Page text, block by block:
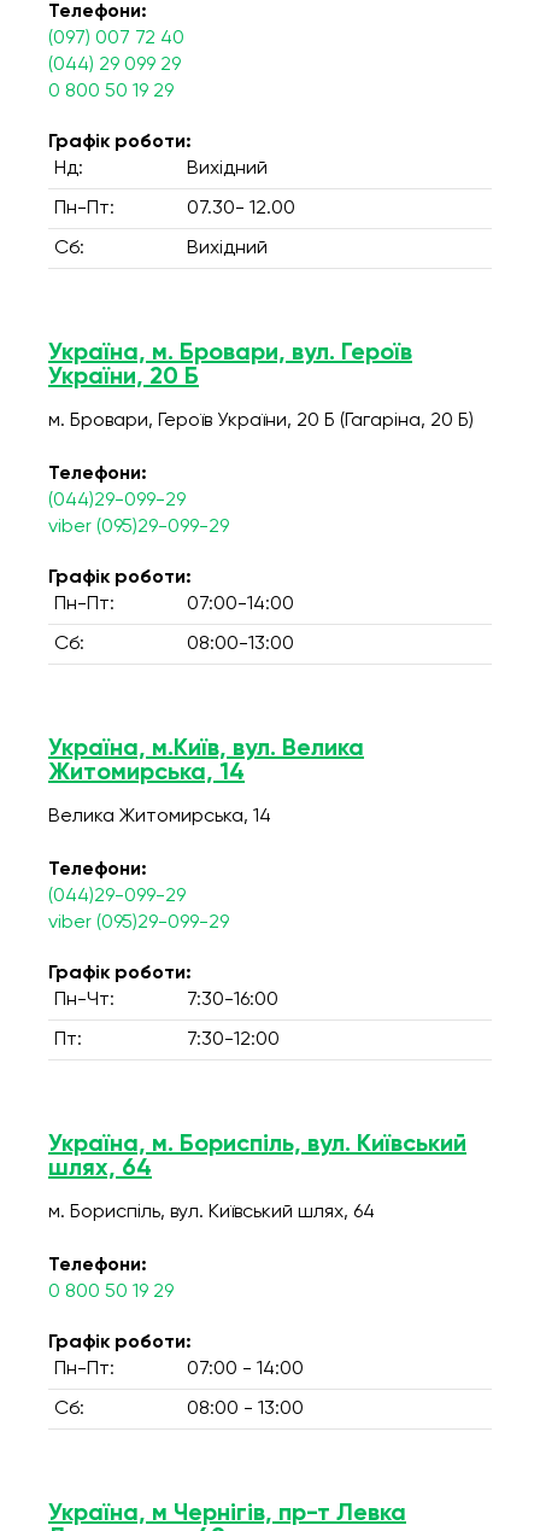
Телефони:
(097) 007 72 40
(044) 29 099 29
0 800 50 19 29
Графік роботи:
Нд:
Вихідний
Пн-Пт: 07.30- 12.00
Сб: Вихідний
Україна, м. Бровари, вул. Героїв
України, 20 Б
м. Бровари, Героїв України, 20 Б (Гагаріна, 20 Б)
Телефони:
(044)29-099-29
viber (095)29-099-29
Графік роботи:
Пн-Пт:
07:00-14:00
Сб: 08:00-13:00
Україна, м.Київ, вул. Велика
Житомирська, 14
Велика Житомирська, 14
Телефони:
(044)29-099-29
viber (095)29-099-29
Графік роботи:
Пн-Чт:
7:30-16:00
Пт: 7:30-12:00
Україна, м. Бориспіль, вул. Київський
шлях, 64
м. Бориспіль, вул. Київський шлях, 64
Телефони:
0 800 50 19 29
Графік роботи:
Пн-Пт:
07:00 - 14:00
Сб: 08:00 - 13:00
Україна, м Чернігів, пр-т Левка